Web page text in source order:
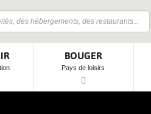
BOUGER
Pays de loisirs